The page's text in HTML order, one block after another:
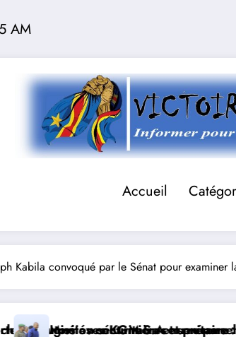
AM
Accueil
Kabila convoqué par le Sénat pour examiner
quinquennat de la population en
Jean Bakomito à Bunia ce
Watsa : l’Université